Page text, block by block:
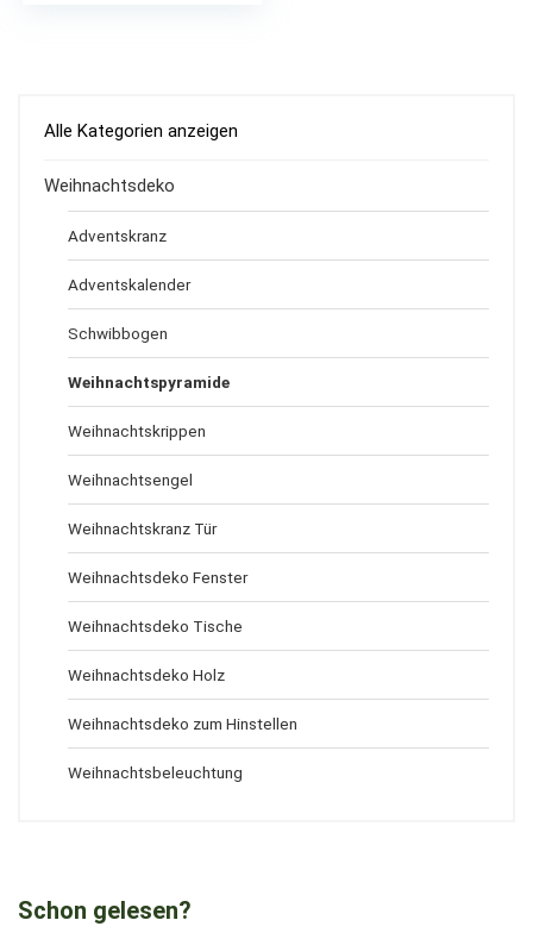
Alle Kategorien anzeigen
Weihnachtsdeko
Adventskranz
Adventskalender
Schwibbogen
Weihnachtspyramide
Weihnachtskrippen
Weihnachtsengel
Weihnachtskranz Tür
Weihnachtsdeko Fenster
Weihnachtsdeko Tische
Weihnachtsdeko Holz
Weihnachtsdeko zum Hinstellen
Weihnachtsbeleuchtung
Schon gelesen?